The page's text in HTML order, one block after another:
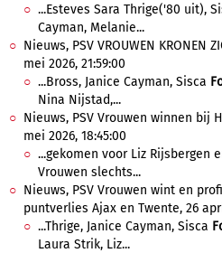
...Esteves Sara Thrige('80 uit),
Cayman, Melanie...
Nieuws, PSV VROUWEN KRONEN
mei 2026, 21:59:00
...Bross, Janice Cayman, Sisca
Nina Nijstad,...
Nieuws, PSV Vrouwen winnen bij
mei 2026, 18:45:00
...gekomen voor Liz Rijsbergen
Vrouwen slechts...
Nieuws, PSV Vrouwen wint en
puntverlies Ajax en Twente, 26
...Thrige, Janice Cayman, Sisca
Laura Strik, Liz...